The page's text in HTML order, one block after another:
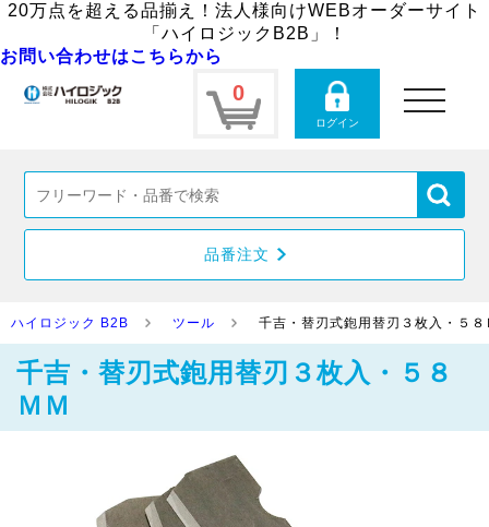
20万点を超える品揃え！法人様向けWEBオーダーサイト
「ハイロジックB2B」！
お問い合わせはこちらから
0
ログイン
toggle
navigation
品番注文
ハイロジック B2B ツール 千吉・替刃式鉋用替刃３枚入・５８
千吉・替刃式鉋用替刃３枚入・５８
ＭＭ